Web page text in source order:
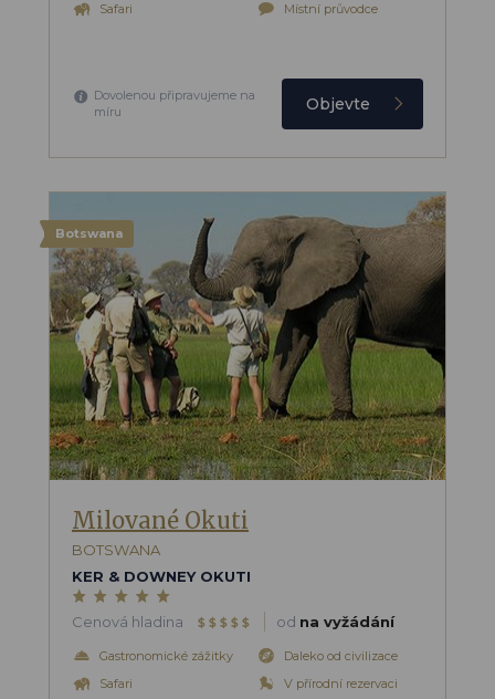
Safari
Místní průvodce
Dovolenou připravujeme na
míru
Objevte
Botswana
Milované Okuti
BOTSWANA
KER & DOWNEY OKUTI
Cenová hladina $ $ $ $ $ od na vyžádání
Gastronomické zážitky
Safari
Daleko od civilizace
V přírodní rezervaci